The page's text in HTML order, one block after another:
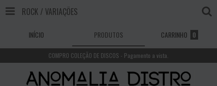
ROCK / VARIAÇÕES
INÍCIO PRODUTOS CARRINHO 0
COMPRO COLEÇÃO DE DISCOS - Pagamento a vista.